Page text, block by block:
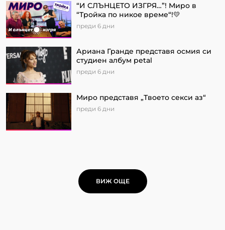
“И СЛЪНЦЕТО ИЗГРЯ…”! Миро в
“Тройка по никое време“!💛
преди 6 дни
Ариана Гранде представя осмия си
студиен албум petal
преди 6 дни
Миро представя „Твоето секси аз“
преди 6 дни
ВИЖ ОЩЕ